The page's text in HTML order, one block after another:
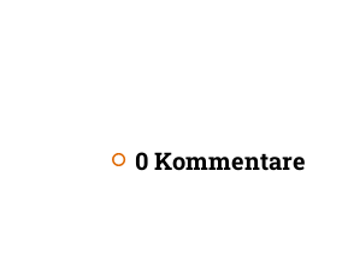
Infos
0 Kommentare